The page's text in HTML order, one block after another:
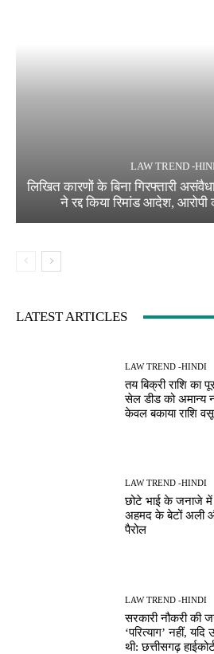
LAW TREND -
लिखित कारणों के बिना गिरफ्तारी
ने रद्द किया रिमांड आदेश, आरोपी
LATEST ARTICLES
LAW TREND -HINDI
तय बिक्री राशि का
सेल डीड को अमान्य
केवल बकाया राशि
LAW TREND -HINDI
छोटे भाई के जनाजे में
अहमद के बेटों अली
पैरोल
LAW TREND -HINDI
सरकारी नौकरी की
‘परित्याग’ नहीं,
थी: छत्तीसगढ़